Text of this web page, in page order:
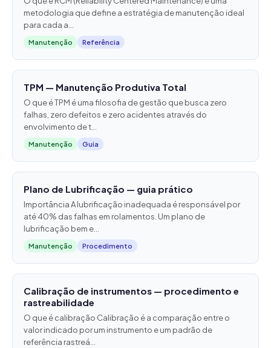
metodologia que define a estratégia de manutenção ideal
para cada a...
Manutenção Referência
TPM — Manutenção Produtiva Total
O que é TPM é uma filosofia de gestão que busca zero
falhas, zero defeitos e zero acidentes através do
envolvimento de t...
Manutenção Guia
Plano de Lubrificação — guia prático
Importância A lubrificação inadequada é responsável por
até 40% das falhas em rolamentos. Um plano de
lubrificação bem e...
Manutenção Procedimento
Calibração de instrumentos — procedimento e
rastreabilidade
O que é calibração Calibração é a comparação entre o
valor indicado por um instrumento e um padrão de
referência rastreá...